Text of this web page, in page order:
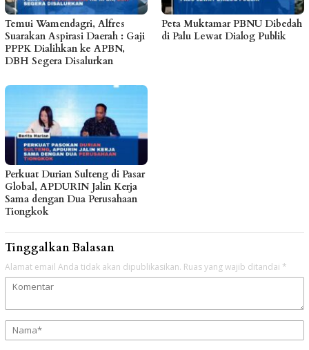
Temui Wamendagri, Alfres
Suarakan Aspirasi Daerah : Gaji
PPPK Dialihkan ke APBN,
DBH Segera Disalurkan
Peta Muktamar PBNU Dibedah
di Palu Lewat Dialog Publik
Perkuat Durian Sulteng di Pasar
Global, APDURIN Jalin Kerja
Sama dengan Dua Perusahaan
Tiongkok
Tinggalkan Balasan
Alamat email Anda tidak akan dipublikasikan. Ruas yang wajib ditandai *